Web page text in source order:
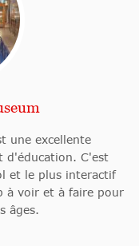
une excellente
d'éducation. C'est
et le plus interactif
à voir et à faire pour
âges.